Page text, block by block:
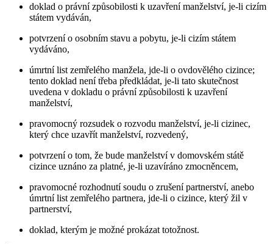
doklad o právní způsobilosti k uzavření manželství, je-li cizím
státem vydáván,
potvrzení o osobním stavu a pobytu, je-li cizím státem
vydáváno,
úmrtní list zemřelého manžela, jde-li o ovdovělého cizince;
tento doklad není třeba předkládat, je-li tato skutečnost
uvedena v dokladu o právní způsobilosti k uzavření
manželství,
pravomocný rozsudek o rozvodu manželství, je-li cizinec,
který chce uzavřít manželství, rozvedený,
potvrzení o tom, že bude manželství v domovském státě
cizince uznáno za platné, je-li uzavíráno zmocněncem,
pravomocné rozhodnutí soudu o zrušení partnerství, anebo
úmrtní list zemřelého partnera, jde-li o cizince, který žil v
partnerství,
doklad, kterým je možné prokázat totožnost.